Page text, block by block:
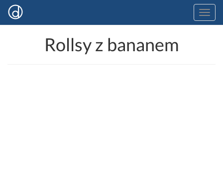
Rollsy z bananem